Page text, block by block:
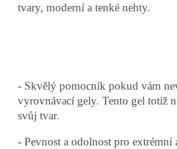
tvary, moderní a tenké nehty.
- Skvělý pomocník pokud vám
vyrovnávací gely. Tento gel totiž
svůj tvar.
- Pevnost a odolnost pro extrémní